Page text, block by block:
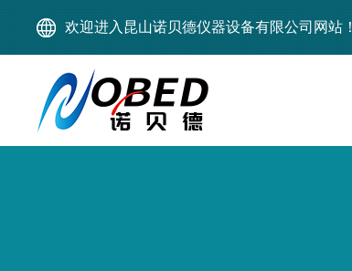
欢迎进入昆山诺贝德仪器设备有限公司网站！